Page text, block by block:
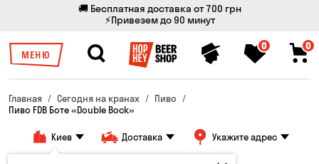
🚚 Бесплатная доставка от 700 грн
⚡Привезем до 90 минут
МЕНЮ
0 0
Главная Сегодня на кранах
Пиво
Пиво FDB Боте «Double Bock»
Киев Доставка Укажите адрес